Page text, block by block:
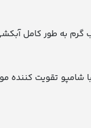
گرم به طور کامل
تقویت کننده